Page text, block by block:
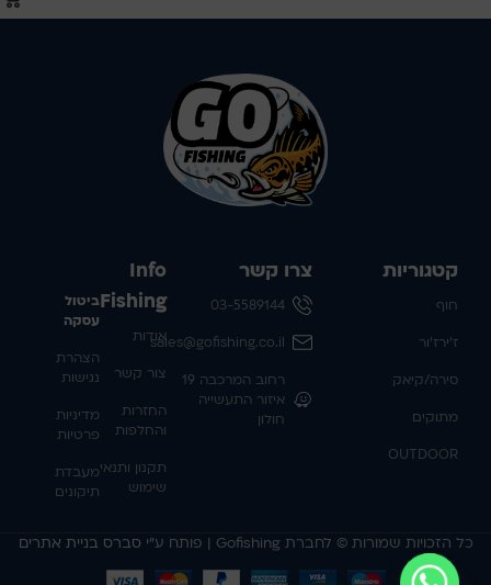
Info
Fishing
אודות
צור קשר
החזרות
והחלפות
תקנון ותנאי
שימוש
ביטול
עסקה
הצהרת
נגישות
מדיניות
פרטיות
מעבדת
תיקונים
קטגוריות
חוף
ז'ירז'ור
סירה/קיאק
מתוקים
OUTDOOR
צרו קשר
03-5589144
sales@gofishing.co.il
רחוב המרכבה 19
איזור התעשייה
חולון
כל הזכויות שמורות © לחברת Gofishing | פותח ע״י סברס בניית אתרים